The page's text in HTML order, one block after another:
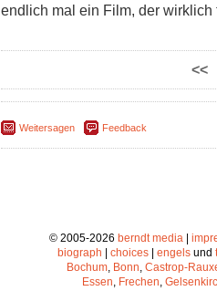
endlich mal ein Film, der wirklich
<<
Weitersagen Feedback
© 2005-2026 berndt media|
biograph
choices engels und
Bochum, Bonn, Castrop-
Essen, Frechen,